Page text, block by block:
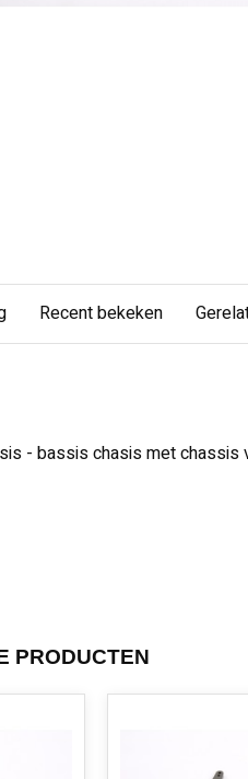
Recent bekeken
- bassis chasis met chassis
PRODUCTEN